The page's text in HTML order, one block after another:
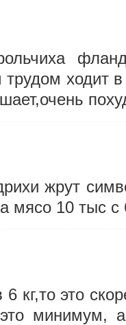
ходит
жрут
мясо 10 тыс
кг,то это
минимум,